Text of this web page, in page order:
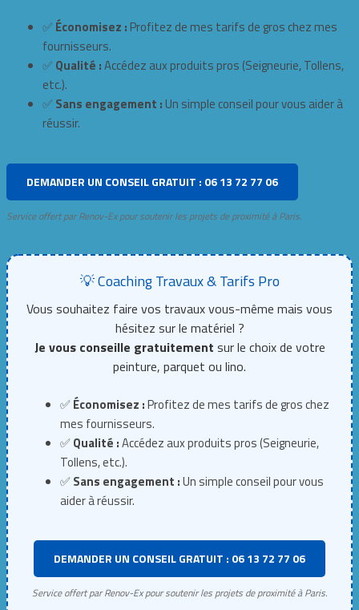
✅ Économisez : Profitez de mes tarifs de gros chez mes
fournisseurs.
✅ Qualité :Accédez aux produits pros (Seigneurie, Tollens,
etc.).
✅ Sans engagement : Un simple conseil pour vous aider à
réussir.
DEMANDER UN CONSEIL GRATUIT : 06 13 72 77 06
Service offert par Renov-Ex pour soutenir les projets de proximité à Paris.
💡 Coaching Travaux & Tarifs Pro
Vous souhaitez faire vos travaux vous-même mais vous
hésitez sur le matériel ?
Je vous conseille gratuitement sur le choix de votre
peinture, parquet ou lino.
✅Économisez :Profitez de mes tarifs de gros chez
mes fournisseurs.
✅Qualité :Accédez aux produits pros (Seigneurie,
Tollens, etc.).
✅Sans engagement :Un simple conseil pour vous
aider à réussir.
DEMANDER UN CONSEIL GRATUIT : 06 13 72 77 06
Service offert par Renov-Ex pour soutenir les projets de proximité à Paris.